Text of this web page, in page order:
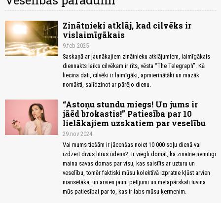
Zinātnieki atklāj, kad cilvēks ir
vislaimīgākais
9.feb 2025
Saskaņā ar jaunākajiem zinātnieku atklājumiem, laimīgākais
diennakts laiks cilvēkam ir rīts, vēsta “The Telegraph”. Kā
liecina dati, cilvēki ir laimīgāki, apmierinātāki un mazāk
nomākti, salīdzinot ar pārējo dienu.
“Astoņu stundu miegs! Un jums ir
jāēd brokastis!” Patiesība par 10
lielākajiem uzskatiem par veselību
29.nov 2024
Vai mums tiešām ir jācenšas noiet 10 000 soļu dienā vai
izdzert divus litrus ūdens? Ir viegli domāt, ka zinātne nemitīgi
maina savas domas par visu, kas saistīts ar uzturu un
veselību, tomēr faktiski mūsu kolektīvā izpratne kļūst arvien
niansētāka, un arvien jauni pētījumi un metapārskati tuvina
mūs patiesībai par to, kas ir labs mūsu ķermenim.